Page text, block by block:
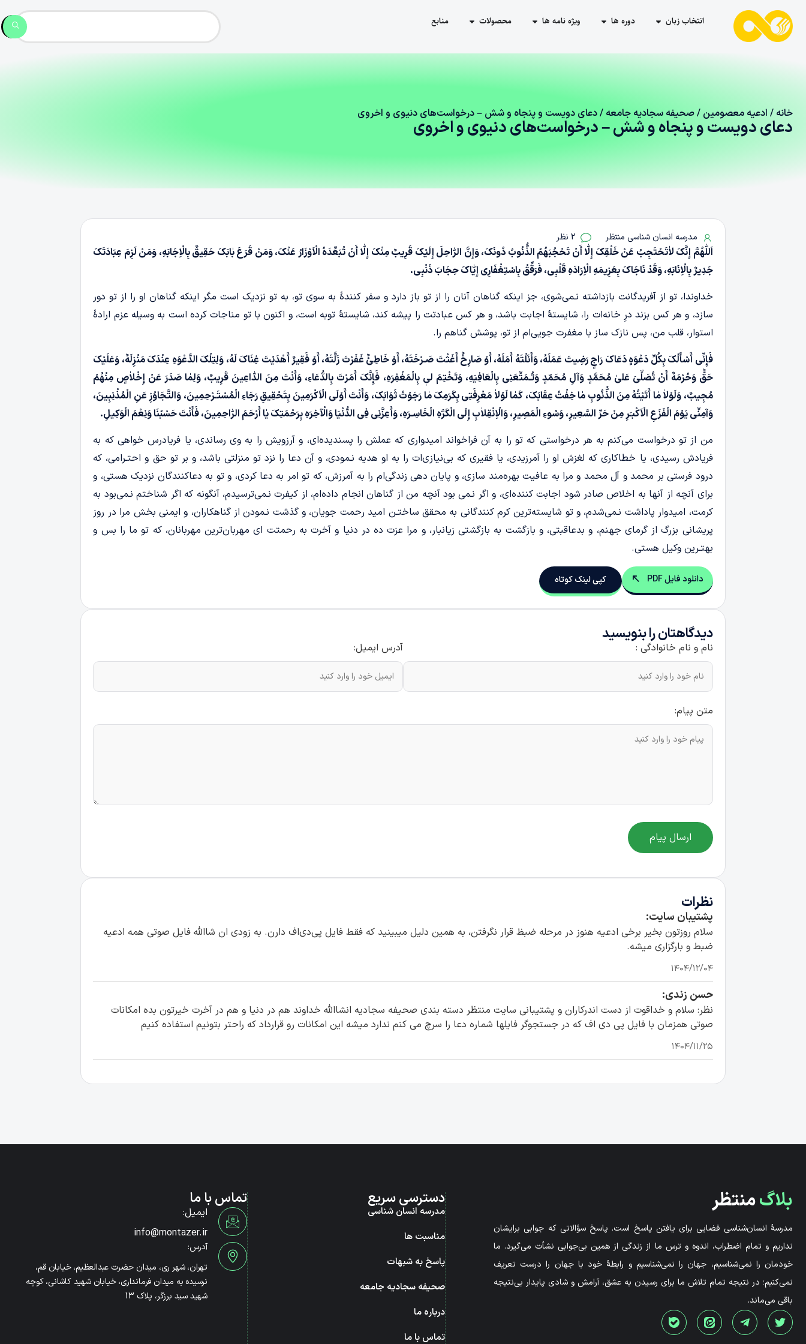
انتخاب زبان دوره ها ویژه نامه ها محصولات منابع
خانه / ادعیه معصومین /صحیفه سجادیه جامعه / دعای دویست‌ و پنجاه‌ و شش – درخواست‌های دنیوی و اخروی
دعای دویست‌ و پنجاه‌ و شش – درخواست‌های دنیوی و اخروی
مدرسه انسان شناسی منتظر 2 نظر
اَللّٰهُمَّ إِنَّکَ لاٰتَحْتَجِبُ عَنْ خَلْقِکَ إِلّٰا أَنْ تَحْجُبَهُمُ الذُّنُوبُ دُونَکَ، وَإِنَّ الرّٰاحِلَ إِلَیْکَ قَرِیبٌ مِنْکَ إِلّٰا أَنْ تُبَعِّدَہُ الْاَوْزَارُ عَنْکَ، وَمَنْ قَرَعَ بٰابَکَ حَقِیقٌ بِالْاِجَابَهِ، وَمَنْ لَزِمَ عِبَادَتَکَ
جَدِیرٌ بِالْاِنَابَهِ، وَقَدْ نَاجَاکَ بِعَزِیمَهِ الْاِرَادَهِ قَلْبِی، فَرَقِّقْ بِاسْتِغْفَارِی إِیّٰاکَ حِجَابَ ذَنْبِی.
خداوندا، تو از آفریدگانت بازداشته نـمی‌شوی، جز اینکه گناهان آنان را از تو باز دارد و سفر کنندۀ به سوی تو، به تو نزدیک است مگر اینکه گناهان او را از تو دور
سازد، و هر کس بزند درِ خانه‌ات را، شایستۀ اجابت باشد، و هر کس عبادتت را پیشه کند، شایستۀ توبه است، و اکنون با تو مناجات کرده است به وسیله عزم ارادۀ
استوار، قلب من، پس نازک ساز با مغفرت جویی‌ام از تو، پوشش گناهم را.
فَإِنِّی أَسْأَلُکَ بِکُلِّ دَعْوَهٍ دَعَاکَ رَاجٍ رَضِیتَ عَمَلَهُ، وَأَنَلْتَهُ أَمَلَهُ، أَوْ صَارِخٌ أَغَثْتَ صَـرْخَتَهُ، أَوْ خَاطِئٌ غَفَرْتَ زَلَّتَهُ، أَوْ فَقِیرٌ أَهْدَیْتَ غِنَاکَ لَهُ، وَلِتِلْکَ الدَّعْوَهِ عِنْدَکَ مَنْزِلَهٌ، وَعَلَیْکَ
حَقٌّ وَحُرْمَهٌ أَنْ تُصَلِّیَ عَلیٰ مُحَمَّدٍ وَآلِ مُحَمّدٍ وَتُـمَتِّعَنِی بِالْعَافِیَهِ، وَتَخْتِمَ لیٖ بِالْمَغْفِرَهِ، فَإِنَّکَ أَمَرْتَ بِالدُّعَاءِ، وَأَنْتَ مِنَ الدّٰاعِینَ قَرِیبٌ، وَلِمٰا صَدَرَ عَنْ إِخْلاٰصٍ مِنْهُمْ
مُجِیبٌ، وَلَوْلاٰ مٰا أَتَیْتُهُ مِنَ الذُّنُوبِ مٰا خِفْتُ عِقَابَکَ، کَمٰا لَوْلاٰ مَعْرِفَتِی بِکَرَمِکَ مٰا رَجَوْتُ ثَوَابَکَ، وَأَنْتَ أَوْلَی الْاَکْرَمِینَ بِتَحْقِیقِ رَجَاءِ الْمُسْتَـرْحِمِینَ، وَالتَّجَاوُزِ عَنِ الْمُذْنِبِینَ،
وَآمِنِّی یَوْمَ الْفَزَعِ الْاَکْبـَرِ مِنْ حَرِّ السَّعِیرِ، وَسُوءِ الْمَصِیرِ، وَالْاِنْقِلاٰبِ إِلَی الْکَرَّهِ الْخَاسِـرَهِ، وَأَعِزَّنِی فِی الدُّنْیَا وَالْآخِرَهِ بِرَحْمَتِکَ یٰا أَرْحَمَ الرّٰاحِمِینَ، فَأَنْتَ حَسْبُنَا وَنِعْمَ الْوَکِیلِ.
من از تو درخواست می‌کنم به هر درخواستی که تو را به آن فراخواند امیدواری که عملش را پسندیده‌ای، و آرزویش را به وی رساندی، یا فریادرس خواهی که به
فریادش رسیدی، یا خطاکاری که لغزش او را آمرزیدی، یا فقیری که بی‌نیازی‌ات را به او هدیه نـمودی، و آن دعا را نزد تو منزلتی باشد، و بر تو حق و احتـرامی، که
درود فرستی بر محمد و آل محمد و مرا به عافیت بهره‌مند سازی، و پایان دهی زندگی‌ام را به آمرزش، که تو امر به دعا کردی، و تو به دعاکنندگان نزدیک هستی، و
برای آنچه از آنها به اخلاص صادر شود اجابت کننده‌ای، و اگر نـمی بود آنچه من از گناهان انجام داده‌ام، از کیفرت نـمی‌ترسیدم، آنگونه که اگر شناختم نـمی‌بود به
کرمت، امیدوار پاداشت نـمی‌شدم، و تو شایسته‌ترین کرم کنندگانی به محقق ساختـن امید رحمت جویان، و گذشت نـمودن از گناهکاران، و ایمنی بخش مرا در روز
پریشانی بزرگ از گرمای جهنم، و بدعاقبتی، و بازگشت به بازگشتی زیانبار، و مرا عزت ده در دنیا و آخرت به رحمتت ای مهربان‌ترین مهربانان، که تو ما را بس و
بهتـرین وکیل هستی.
دانلود فایل PDF کپی لینک کوتاه
دیدگاهتان را بنویسید
نام و نام خانوادگی : آدرس ایمیل:
متن پیام:
ارسال پیام
نظرات
پشتیبان سایت:
سلام روزتون بخیر برخی ادعیه هنوز در مرحله ضبظ قرار نگرفتن، به همین دلیل میبینید که فقط فایل پی‌دی‌اف دارن. به زودی ان شاالله فایل صوتی همه ادعیه
ضبط و بارگزاری میشه.
۱۴۰۴/۱۲/۰۴
حسن زندی:
نظر: سلام و خداقوت از دست اندرکاران و پشتیبانی سایت منتظر دسته بندی صحیفه سجادیه انشاالله خداوند هم در دنیا و هم در آخرت خیرتون بده امکانات
صوتی همزمان با فایل پی دی اف که در جستجوگر فایلها شماره دعا را سرچ می کنم ندارد میشه این امکانات رو قرارداد که راحتر بتونیم استفاده کنیم
۱۴۰۴/۱۱/۲۵
بلاگمنتظر
مدرسۀ انسان‌شناسی فضایی برای یافتن پاسخ است. پاسخ سؤالاتی که جوابی برایشان
نداریم و تمام اضطراب، اندوه و ترس ما از زندگی از همین بی‌جوابی نشأت می‌گیرد. ما
خودمان را نمی‌شناسیم، جهان را نمی‌شناسیم و رابطۀ خود با جهان را درست تعریف
نمی‌کنیم؛ در نتیجه تمام تلاش ما برای رسیدن به عشق، آرامش و شادی پایدار بی‌نتیجه
باقی می‌ماند.
دسترسی سریع
مدرسه انسان شناسی
مناسبت ها
پاسخ به شبهات
صحیفه سجادیه جامعه
درباره ما
تماس با ما
تماس با ما
ایمیل:
info@montazer.ir
آدرس:
تهران، شهر ری، میدان حضرت عبدالعظیم، خیابان قم،
نرسیده به میدان فرمانداری، خیابان شهید کاشانی، کوچه
شهید سید برزگر، پلاک 13